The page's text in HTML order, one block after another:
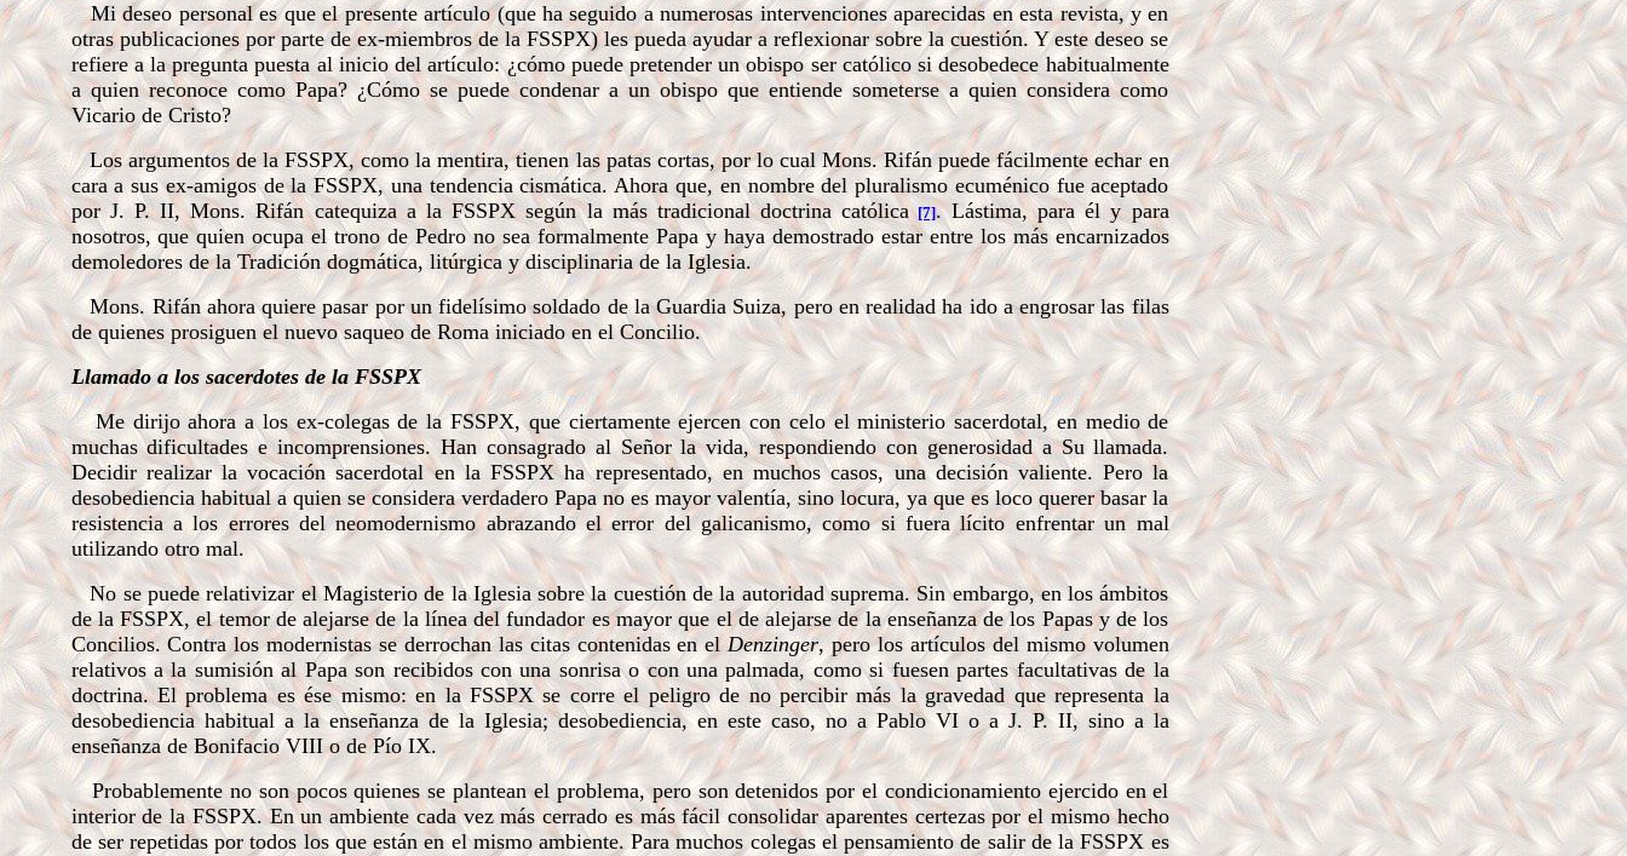
Mi deseo personal es que el presente artículo (que ha seguido a numerosas intervenciones aparecidas en esta revista, y en
otras publicaciones por parte de ex-miembros de la FSSPX) les pueda ayudar a reflexionar sobre la cuestión. Y este deseo se
refiere a la pregunta puesta al inicio del artículo: ¿cómo puede pretender un obispo ser católico si desobedece habitualmente
a quien reconoce como Papa? ¿Cómo se puede condenar a un obispo que entiende someterse a quien considera como
Vicario de Cristo?
Los argumentos de la FSSPX, como la mentira, tienen las patas cortas, por lo cual Mons. Rifán puede fácilmente echar en
cara a sus ex-amigos de la FSSPX, una tendencia cismática. Ahora que, en nombre del pluralismo ecuménico fue aceptado
por J. P. II, Mons. Rifán catequiza a la FSSPX según la más tradicional doctrina católica [7]. Lástima, para él y para
nosotros, que quien ocupa el trono de Pedro no sea formalmente Papa y haya demostrado estar entre los más encarnizados
demoledores de la Tradición dogmática, litúrgica y disciplinaria de la Iglesia.
Mons. Rifán ahora quiere pasar por un fidelísimo soldado de la Guardia Suiza, pero en realidad ha ido a engrosar las filas
de quienes prosiguen el nuevo saqueo de Roma iniciado en el Concilio.
Llamado a los sacerdotes de la FSSPX
Me dirijo ahora a los ex-colegas de la FSSPX, que ciertamente ejercen con celo el ministerio sacerdotal, en medio de
muchas dificultades e incomprensiones. Han consagrado al Señor la vida, respondiendo con generosidad a Su llamada.
Decidir realizar la vocación sacerdotal en la FSSPX ha representado, en muchos casos, una decisión valiente. Pero la
desobediencia habitual a quien se considera verdadero Papa no es mayor valentía, sino locura, ya que es loco querer basar la
resistencia a los errores del neomodernismo abrazando el error del galicanismo, como si fuera lícito enfrentar un mal
utilizando otro mal.
No se puede relativizar el Magisterio de la Iglesia sobre la cuestión de la autoridad suprema. Sin embargo, en los ámbitos
de la FSSPX, el temor de alejarse de la línea del fundador es mayor que el de alejarse de la enseñanza de los Papas y de los
Concilios. Contra los modernistas se derrochan las citas contenidas en elDenzinger, pero los artículos del mismo volumen
relativos a la sumisión al Papa son recibidos con una sonrisa o con una palmada, como si fuesen partes facultativas de la
doctrina. El problema es ése mismo: en la FSSPX se corre el peligro de no percibir más la gravedad que representa la
desobediencia habitual a la enseñanza de la Iglesia; desobediencia, en este caso, no a Pablo VI o a J. P. II, sino a la
enseñanza de Bonifacio VIII o de Pío IX.
Probablemente no son pocos quienes se plantean el problema, pero son detenidos por el condicionamiento ejercido en el
interior de la FSSPX. En un ambiente cada vez más cerrado es más fácil consolidar aparentes certezas por el mismo hecho
de ser repetidas por todos los que están en el mismo ambiente. Para muchos colegas el pensamiento de salir de la FSSPX es